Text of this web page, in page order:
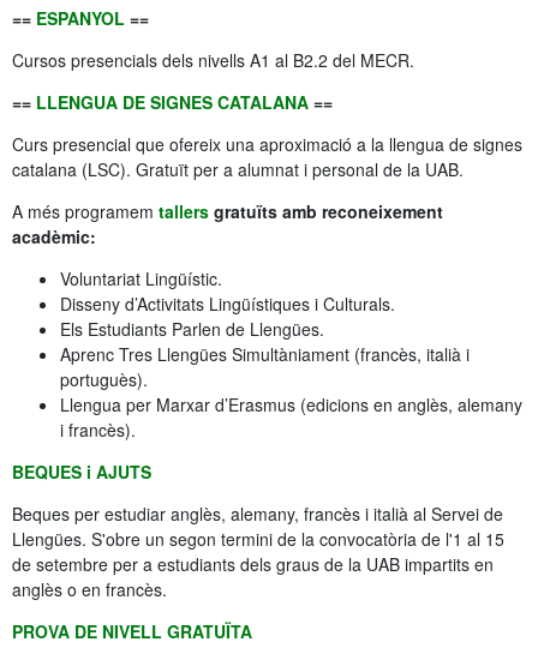
== ESPANYOL ==
Cursos presencials dels nivells A1 al B2.2 del MECR.
== LLENGUA DE SIGNES CATALANA ==
Curs presencial que ofereix una aproximació a la llengua de signes
catalana (LSC). Gratuït per a alumnat i personal de la UAB.
A més programem tallers gratuïts amb reconeixement
acadèmic:
Voluntariat Lingüístic.
Disseny d’Activitats Lingüístiques i Culturals.
Els Estudiants Parlen de Llengües.
Aprenc Tres Llengües Simultàniament (francès, italià i
portuguès).
Llengua per Marxar d’Erasmus (edicions en anglès, alemany
i francès).
BEQUES i AJUTS
Beques per estudiar anglès, alemany, francès i italià al Servei de
Llengües. S'obre un segon termini de la convocatòria de l'1 al 15
de setembre per a estudiants dels graus de la UAB impartits en
anglès o en francès.
PROVA DE NIVELL GRATUÏTA